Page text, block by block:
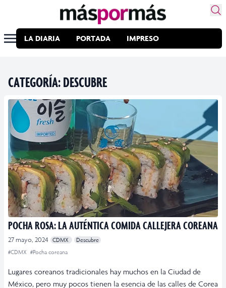
LA DIARIA PORTADA IMPRESO
CATEGORÍA:DESCUBRE
POCHA ROSA: LA AUTÉNTICA COMIDA CALLEJERA COREANA
27 mayo, 2024 CDMX
Descubre
#CDMX #Pocha coreana
Lugares coreanos tradicionales hay muchos en la Ciudad de
México, pero muy pocos tienen la esencia de las calles de Corea